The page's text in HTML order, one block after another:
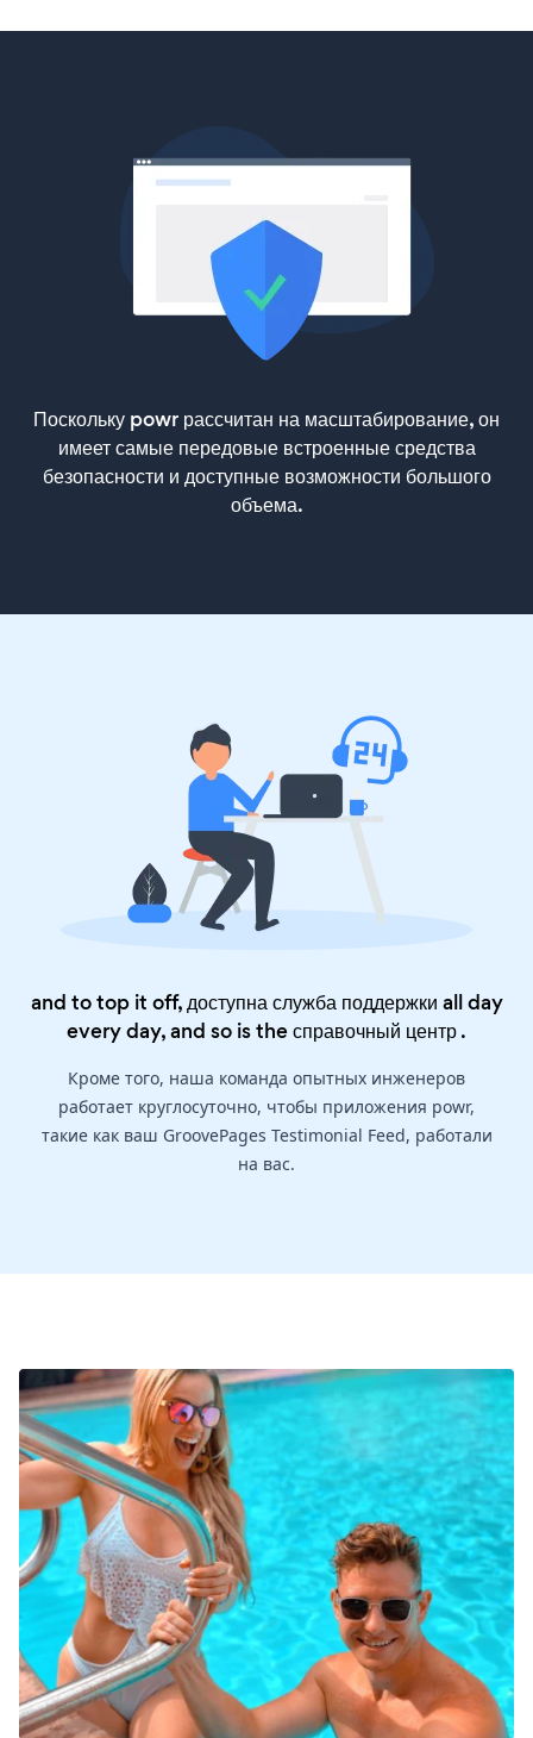
Поскольку powr рассчитан на масштабирование, он
имеет самые передовые встроенные средства
безопасности и доступные возможности большого
объема.
and to top it off, доступна служба поддержки all day
every day, and so is theсправочный центр.
Кроме того, наша команда опытных инженеров
работает круглосуточно, чтобы приложения powr,
такие как ваш GroovePages Testimonial Feed, работали
на вас.